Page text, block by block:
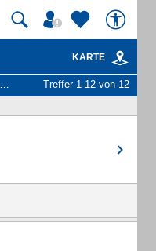
KARTE
Treffer 1-12 von 12